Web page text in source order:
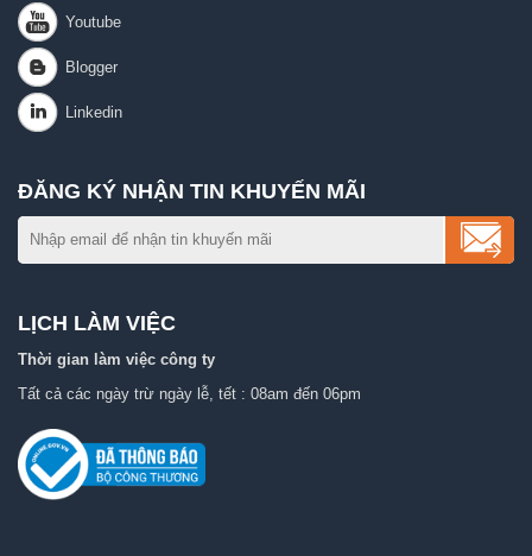
ĐĂNG KÝ NHẬN TIN KHUYẾN MÃI
LỊCH LÀM VIỆC
Thời gian làm việc công ty
Tất cả các ngày trừ ngày lễ, tết : 08am đến 06pm